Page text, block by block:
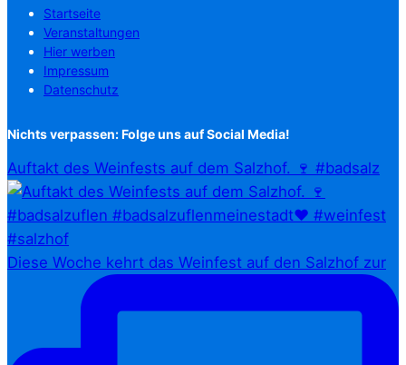
Startseite
Veranstaltungen
Hier werben
Impressum
Datenschutz
Nichts verpassen: Folge uns auf Social Media!
Auftakt des Weinfests auf dem Salzhof. 🍷 #badsalz
Diese Woche kehrt das Weinfest auf den Salzhof zur